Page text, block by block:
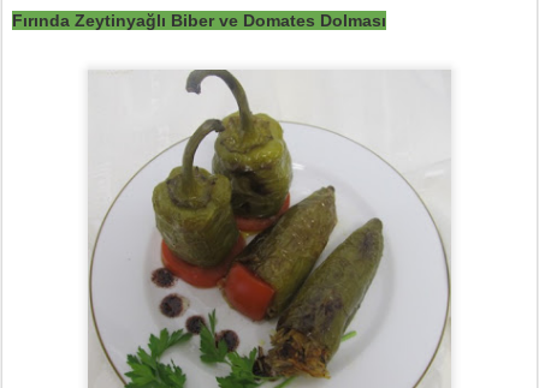
Fırında Zeytinyağlı Biber ve Domates Dolması